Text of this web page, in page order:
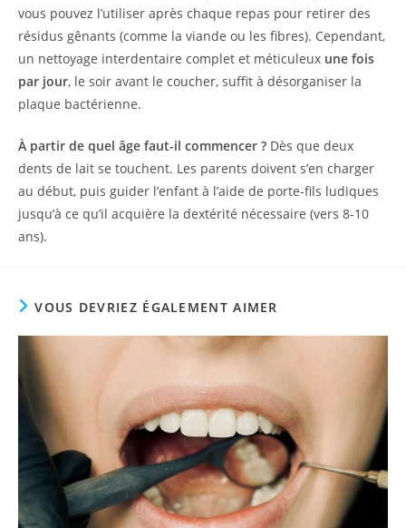
vous pouvez l’utiliser après chaque repas pour retirer des
résidus gênants (comme la viande ou les fibres). Cependant,
un nettoyage interdentaire complet et méticuleux une fois
par jour, le soir avant le coucher, suffit à désorganiser la
plaque bactérienne.
À partir de quel âge faut-il commencer ? Dès que deux
dents de lait se touchent. Les parents doivent s’en charger
au début, puis guider l’enfant à l’aide de porte-fils ludiques
jusqu’à ce qu’il acquière la dextérité nécessaire (vers 8-10
ans).
VOUS DEVRIEZ ÉGALEMENT AIMER